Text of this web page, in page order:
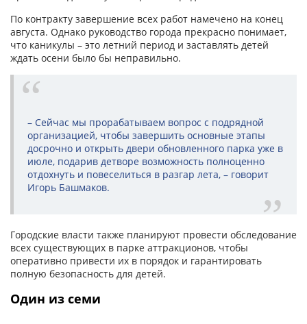
По контракту завершение всех работ намечено на конец
августа. Однако руководство города прекрасно понимает,
что каникулы – это летний период и заставлять детей
ждать осени было бы неправильно.
– Сейчас мы прорабатываем вопрос с подрядной
организацией, чтобы завершить основные этапы
досрочно и открыть двери обновленного парка уже в
июле, подарив детворе возможность полноценно
отдохнуть и повеселиться в разгар лета, – говорит
Игорь Башмаков.
Городские власти также планируют провести обследование
всех существующих в парке аттракционов, чтобы
оперативно привести их в порядок и гарантировать
полную безопасность для детей.
Один из семи